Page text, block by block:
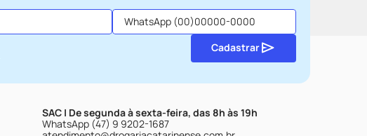
Cadastrar
SAC | De segunda à sexta-feira, das 8h às 19h
WhatsApp (47) 9 9202-1687